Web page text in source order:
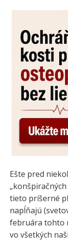
Ešte pred
tieto príšerné
napĺňajú
februára tohto
vo všetkých